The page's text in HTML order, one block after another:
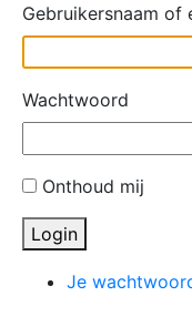
Gebruikersnaam of
Wachtwoord
Onthoud mij
Login
Je